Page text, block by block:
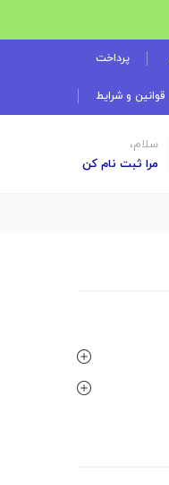
پرداخت
قوانین و شرایط
سلام،
مرا ثبت نام کن